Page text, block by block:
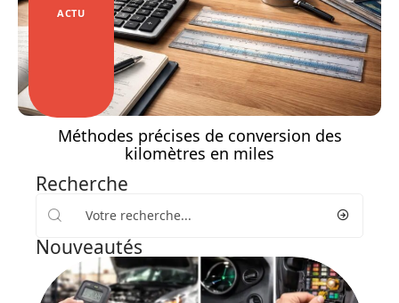
ACTU
Méthodes précises de conversion des
kilomètres en miles
Recherche
Nouveautés